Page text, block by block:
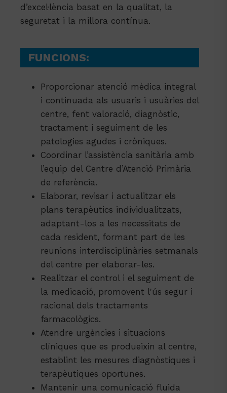
d’excel·lència basat en la qualitat, la
seguretat i la millora contínua.
FUNCIONS:
Proporcionar atenció mèdica integral
i continuada als usuaris i usuàries del
centre, fent valoració, diagnòstic,
tractament i seguiment de les
patologies agudes i cròniques.
Coordinar l’assistència sanitària amb
l’equip del Centre d’Atenció Primària
de referència.
Elaborar, revisar i actualitzar els
plans terapèutics individualitzats,
adaptant-los a les necessitats de
cada resident, formant part de les
reunions interdisciplinàries setmanals
del centre per elaborar-les.
Realitzar el control i el seguiment de
la medicació, promovent l'ús segur i
racional dels tractaments
farmacològics.
Atendre urgències i situacions
clíniques que es produeixin al centre,
establint les mesures diagnòstiques i
terapèutiques oportunes.
Mantenir una comunicació fluida